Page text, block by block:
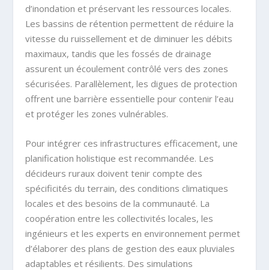
d’inondation et préservant les ressources locales.
Les bassins de rétention permettent de réduire la
vitesse du ruissellement et de diminuer les débits
maximaux, tandis que les fossés de drainage
assurent un écoulement contrôlé vers des zones
sécurisées. Parallèlement, les digues de protection
offrent une barrière essentielle pour contenir l’eau
et protéger les zones vulnérables.
Pour intégrer ces infrastructures efficacement, une
planification holistique est recommandée. Les
décideurs ruraux doivent tenir compte des
spécificités du terrain, des conditions climatiques
locales et des besoins de la communauté. La
coopération entre les collectivités locales, les
ingénieurs et les experts en environnement permet
d’élaborer des plans de gestion des eaux pluviales
adaptables et résilients. Des simulations